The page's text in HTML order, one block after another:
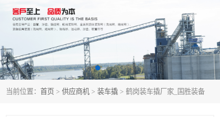
当前位置： 首页 > 供应商机 > 装车撬 > 鹤岗装车撬厂家_国胜装备
输油臂 鹤管活动梯